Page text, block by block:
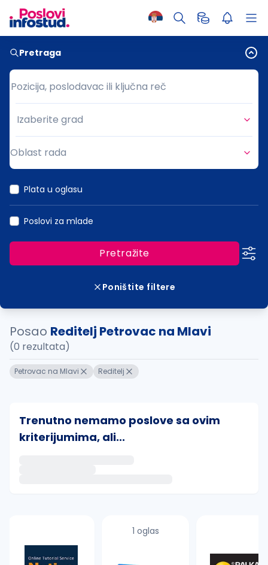
Pretraga
Pozicija, poslodavac ili ključna reč
Pozicija, poslodavac ili ključna reč
Grad
Izaberite grad
Oblast rada
Plata u oglasu
Poslovi za mlade
Pretražite
Poništite filtere
Posao Reditelj Petrovac na Mlavi
(0 rezultata)
Petrovac na Mlavi Reditelj
Trenutno nemamo poslove sa ovim
kriterijumima, ali...
Takođe možete da:
1 oglas